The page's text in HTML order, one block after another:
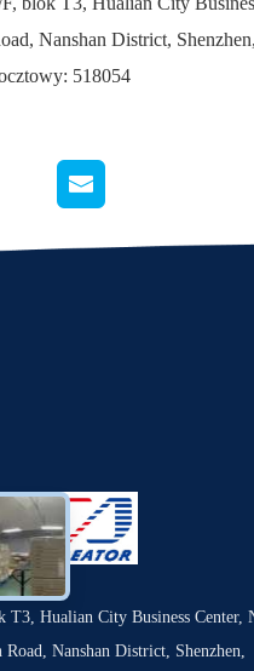
Nanshan District,
518054
T3, Hualian City Business Center,
Road, Nanshan District, Shenzhen,